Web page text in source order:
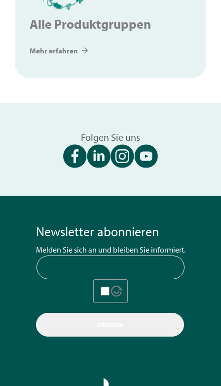
Alle Produktgruppen
Mehr erfahren
Folgen Sie uns
Newsletter abonnieren
Melden Sie sich an und bleiben Sie informiert.